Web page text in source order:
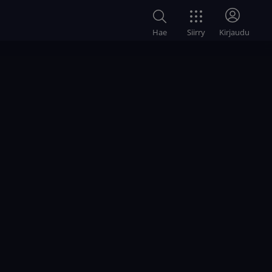
Hae Siirry Kirjaudu